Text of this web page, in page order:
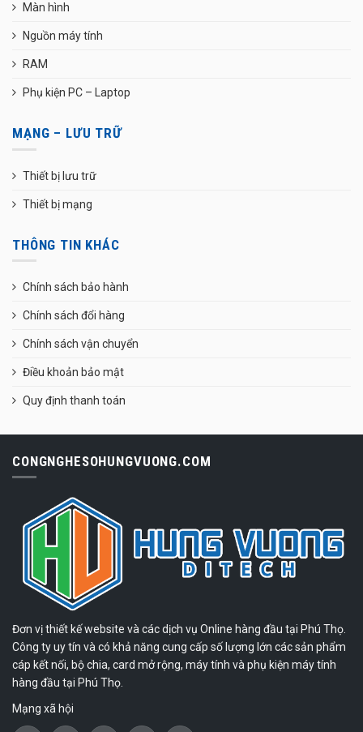
Màn hình
Nguồn máy tính
RAM
Phụ kiện PC – Laptop
MẠNG – LƯU TRỮ
Thiết bị lưu trữ
Thiết bị mạng
THÔNG TIN KHÁC
Chính sách bảo hành
Chính sách đổi hàng
Chính sách vận chuyển
Điều khoản bảo mật
Quy định thanh toán
CONGNGHESOHUNGVUONG.COM
Đơn vị thiết kế website và các dịch vụ Online hàng đầu tại Phú Thọ.
Công ty uy tín và có khả năng cung cấp số lượng lớn các sản phẩm
cáp kết nối, bộ chia, card mở rộng, máy tính và phụ kiện máy tính
hàng đầu tại Phú Thọ.
Mạng xã hội